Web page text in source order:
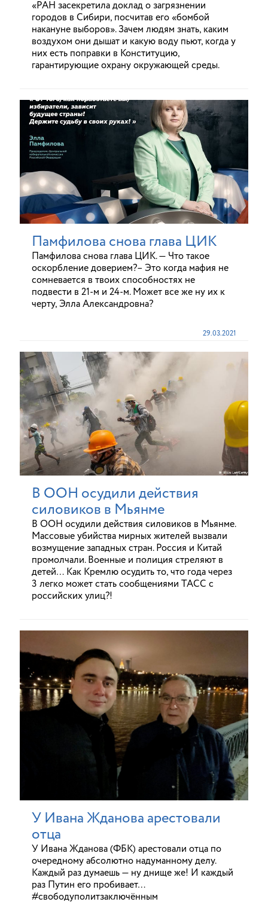
«РАН засекретила доклад о загрязнении
городов в Сибири, посчитав его «бомбой
накануне выборов». Зачем людям знать, каким
воздухом они дышат и какую воду пьют, когда у
них есть поправки в Конституцию,
гарантирующие охрану окружающей среды.
Памфилова снова глава ЦИК
Памфилова снова глава ЦИК. — Что такое
оскорбление доверием?– Это когда мафия не
сомневается в твоих способностях не
подвести в 21-м и 24-м. Может все же ну их к
черту, Элла Александровна?
29.03.2021
В ООН осудили действия
силовиков в Мьянме
В ООН осудили действия силовиков в Мьянме.
Массовые убийства мирных жителей вызвали
возмущение западных стран. Россия и Китай
промолчали. Военные и полиция стреляют в
детей… Как Кремлю осудить то, что года через
3 легко может стать сообщениями ТАСС с
российских улиц?!
У Ивана Жданова арестовали
отца
У Ивана Жданова (ФБК) арестовали отца по
очередному абсолютно надуманному делу.
Каждый раз думаешь — ну днище же! И каждый
раз Путин его пробивает…
#свободуполитзаключённым